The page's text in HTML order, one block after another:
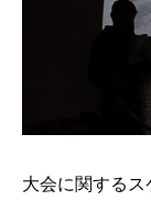
大会に関する